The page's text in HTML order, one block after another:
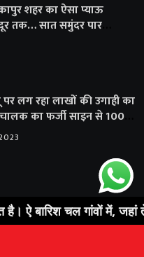
शहर का ऐसा प्याऊ
तक… सात समुंदर पार
सहयोग
लग रहा लाखों की उगाही का
का फर्जी साइन से 100
संशोधन आदेश
चल गांवों में, जहां तेरी